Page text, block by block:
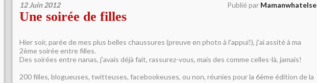
12 Juin 2012 Publié par Mamanwhatelse
Une soirée de filles
Hier soir, parée de mes plus belles chaussures (preuve en photo à l'appui!), j'ai assité à ma
2ème soirée entre filles.
Des soirées entre nanas, j'avais déjà fait, rassurez-vous, mais des comme celles-là, jamais!
200 filles, blogueuses, twitteuses, facebookeuses, ou non, réunies pour la 6ème édition de la